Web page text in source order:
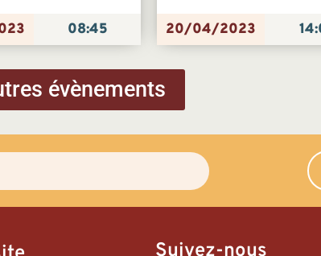
08:45 20/04/2023
évènements